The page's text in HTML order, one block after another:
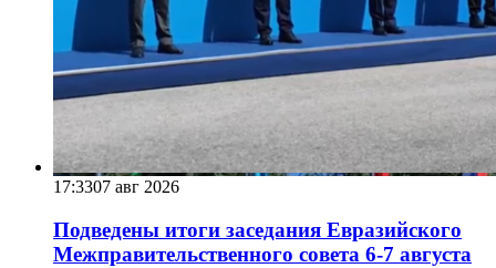
17:3307 авг 2026
Подведены итоги заседания Евразийского
Межправительственного совета 6-7 августа